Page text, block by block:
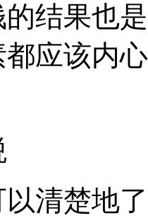
结果也
应该内
清楚地